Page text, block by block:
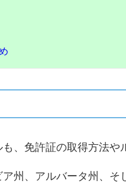
、免許証の取得方法や
州、アルバータ州、そ